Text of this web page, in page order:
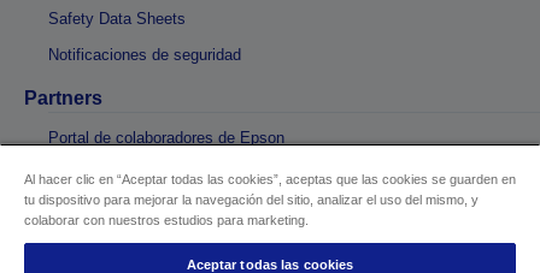
Safety Data Sheets
Notificaciones de seguridad
Partners
Portal de colaboradores de Epson
LPGA
Shakira + Epson
Al hacer clic en “Aceptar todas las cookies”, aceptas que las cookies se guarden en
tu dispositivo para mejorar la navegación del sitio, analizar el uso del mismo, y
colaborar con nuestros estudios para marketing.
Aceptar todas las cookies